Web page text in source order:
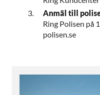
Anmäl till
Ring Polisen på
polisen.se